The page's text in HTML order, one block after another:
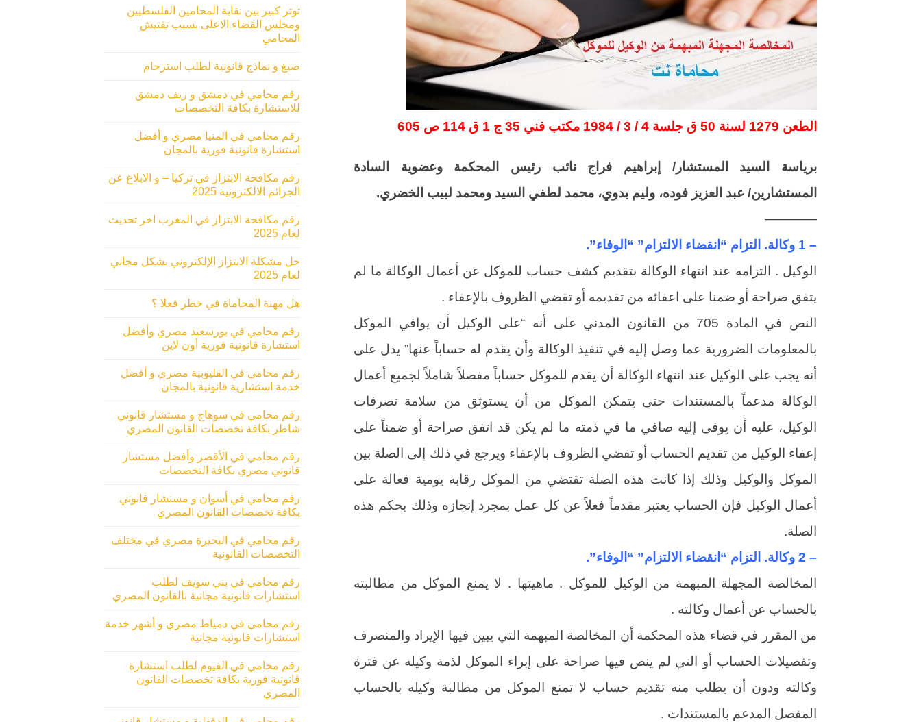
الطعن 1279 لسنة 50 ق جلسة 4 / 3 / 1984 مكتب فني 35 ج 1 ق 114 ص 605
برياسة السيد المستشار/ إبراهيم فراج نائب رئيس المحكمة وعضوية السادة
المستشارين/ عبد العزيز فوده، وليم بدوي، محمد لطفي السيد ومحمد لبيب الخضري.
————
– 1 وكالة. التزام “انقضاء الالتزام” “الوفاء”.
الوكيل . التزامه عند انتهاء الوكالة بتقديم كشف حساب للموكل عن أعمال الوكالة ما لم
يتفق صراحة أو ضمنا على اعفائه من تقديمه أو تقضي الظروف بالإعفاء .
النص في المادة 705 من القانون المدني على أنه “على الوكيل أن يوافي الموكل
بالمعلومات الضرورية عما وصل إليه في تنفيذ الوكالة وأن يقدم له حساباً عنها” يدل على
أنه يجب على الوكيل عند انتهاء الوكالة أن يقدم للموكل حساباً مفصلاً شاملاً لجميع أعمال
الوكالة مدعماً بالمستندات حتى يتمكن الموكل من أن يستوثق من سلامة تصرفات
الوكيل، عليه أن يوفى إليه صافي ما في ذمته ما لم يكن قد اتفق صراحة أو ضمناً على
إعفاء الوكيل من تقديم الحساب أو تقضي الظروف بالإعفاء ويرجع في ذلك إلى الصلة بين
الموكل والوكيل وذلك إذا كانت هذه الصلة تقتضي من الموكل رقابه يومية فعالة على
أعمال الوكيل فإن الحساب يعتبر مقدماً فعلاً عن كل عمل بمجرد إنجازه وذلك بحكم هذه
الصلة.
– 2 وكالة. التزام “انقضاء الالتزام” “الوفاء”.
المخالصة المجهلة المبهمة من الوكيل للموكل . ماهيتها . لا يمنع الموكل من مطالبته
بالحساب عن أعمال وكالته .
من المقرر في قضاء هذه المحكمة أن المخالصة المبهمة التي يبين فيها الإيراد والمنصرف
وتفصيلات الحساب أو التي لم ينص فيها صراحة على إبراء الموكل لذمة وكيله عن فترة
وكالته ودون أن يطلب منه تقديم حساب لا تمنع الموكل من مطالبة وكيله بالحساب
المفصل المدعم بالمستندات .
توتر كبير بين نقابة المحامين الفلسطيين
ومجلس القضاء الاعلى بسبب تفتيش
المحامي
صيغ و نماذج قانونية لطلب استرحام
رقم محامي في دمشق و ريف دمشق
للاستشارة بكافة التخصصات
رقم محامي في المنيا مصري و أفضل
استشارة قانونية فورية بالمجان
رقم مكافحة الابتزاز في تركيا – و الابلاغ عن
الجرائم الالكترونية 2025
رقم مكافحة الابتزاز في المغرب اخر تحديث
لعام 2025
حل مشكلة الابتزاز الإلكتروني بشكل مجاني
لعام 2025
هل مهنة المحاماة في خطر فعلا ؟
رقم محامي في بورسعيد مصري وأفضل
استشارة قانونية فورية أون لاين
رقم محامي في القليوبية مصري و أفضل
خدمة استشارية قانونية بالمجان
رقم محامي في سوهاج و مستشار قانوني
شاطر بكافة تخصصات القانون المصري
رقم محامي في الأقصر وأفضل مستشار
قانوني مصري بكافة التخصصات
رقم محامي في أسوان و مستشار قانوني
بكافة تخصصات القانون المصري
رقم محامي في البحيرة مصري في مختلف
التخصصات القانونية
رقم محامي في بني سويف لطلب
استشارات قانونية مجانية بالقانون المصري
رقم محامي في دمياط مصري و أشهر خدمة
استشارات قانونية مجانية
رقم محامي في الفيوم لطلب استشارة
قانونية فورية بكافة تخصصات القانون
المصري